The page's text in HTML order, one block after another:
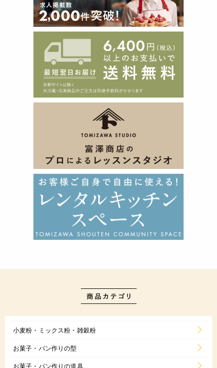
小麦粉・ミックス粉・雑穀粉
お菓子・パン作りの型
お菓子・パン作りの道具